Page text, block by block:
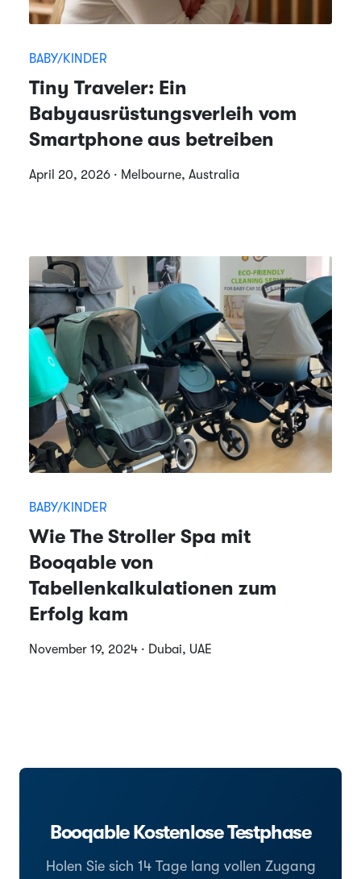
BABY/KINDER
Tiny Traveler: Ein
Babyausrüstungsverleih vom
Smartphone aus betreiben
April 20, 2026 · Melbourne, Australia
BABY/KINDER
Wie The Stroller Spa mit
Booqable von
Tabellenkalkulationen zum
Erfolg kam
November 19, 2024 · Dubai, UAE
Booqable Kostenlose Testphase
Holen Sie sich 14 Tage lang vollen Zugang